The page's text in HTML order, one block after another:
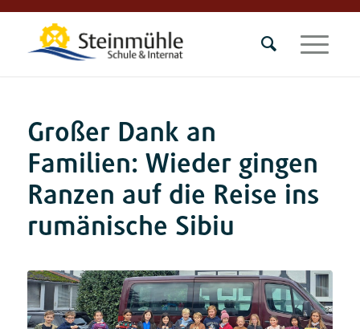
Großer Dank an
Familien: Wieder gingen
Ranzen auf die Reise ins
rumänische Sibiu